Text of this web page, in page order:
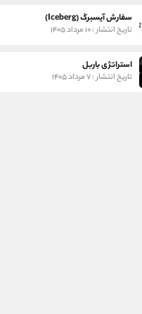
سفارش آیسبرگ (Iceberg)
تاریخ انتشار : ۱۰ مرداد ۱۴۰۵
استراتژی باربل
تاریخ انتشار : ۷ مرداد ۱۴۰۵